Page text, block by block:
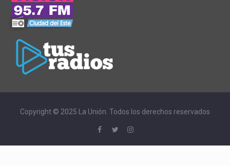
Copyright © 2025 La Unión. Todos los derechos reservados